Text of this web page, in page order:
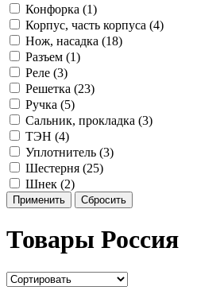
Конфорка (1)
Корпус, часть корпуса (4)
Нож, насадка (18)
Разъем (1)
Реле (3)
Решетка (23)
Ручка (5)
Сальник, прокладка (3)
ТЭН (4)
Уплотнитель (3)
Шестерня (25)
Шнек (2)
Применить Сбросить
Товары Россия